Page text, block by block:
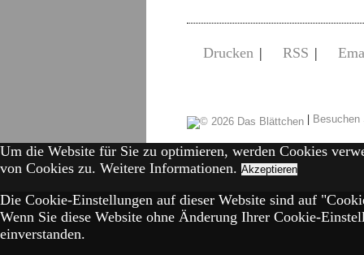
Drucken | RSS |
|
Um die Website für Sie zu optimieren, werden Cookies
von Cookies zu. Weitere Informationen. Akzeptieren
Die Cookie-Einstellungen auf dieser Website sind auf
Wenn Sie diese Website ohne Änderung Ihrer Cookie-
einverstanden.